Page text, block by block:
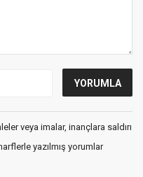
veya imalar, inançlara saldırı
yazılmış yorumlar